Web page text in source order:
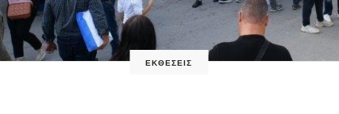
ΕΚΘΕΣΕΙΣ